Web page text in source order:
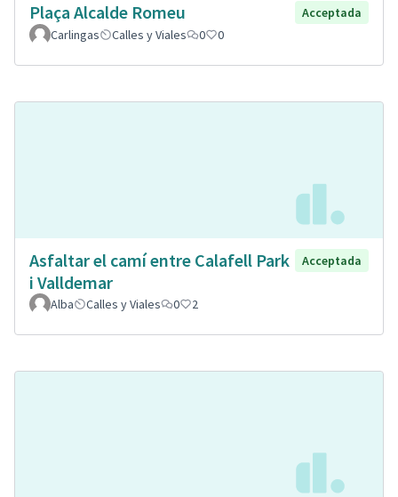
Plaça Alcalde Romeu
Acceptada
Carlingas
Calles y Viales 0 0
Asfaltar el camí entre Calafell Park
i Valldemar
Acceptada
Alba Calles y Viales 0 2